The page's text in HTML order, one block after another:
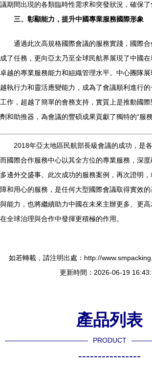
議期間出現的各類臨時性需求和突發狀況，確保了
三、彰顯能力，提升中國專業服務國際形象
通過此次高規格國際會議的服務實踐，國際
成了任務，更向亞太乃至全球民航界展現了中國
卓越的專業服務能力和組織管理水平。中心團隊
越執行力和靈活應變能力，成為了會議順利進行的
工作，超越了簡單的會務支持，實質上是推動國
劑和助推器，為會議的豐碩成果貢獻了獨特的“服務
2018年亞太地區民航部長級會議的成功，是
而國際合作服務中心以其全方位的專業服務，深
多邊外交盛事。此次成功的服務案例，再次證明
障和用心的服務，是任何大型國際會議取得實效
與能力，也將繼續助力中國在未來主辦更多、更高
在全球治理與合作中發揮更積極的作用。
如若轉載，請注明出處：http://
更新時間：2026-06-19
產品列表
PRODUCT
----------------